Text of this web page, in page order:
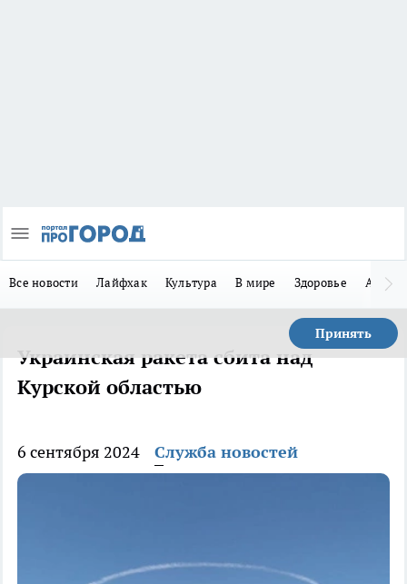
Все новости Лайфхак Культура В мире Здоровье Авто
Принять
Украинская ракета сбита над
Курской областью
6 сентября 2024 Служба новостей